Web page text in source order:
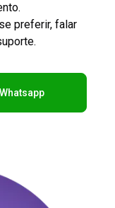
preferir, falar
Whatsapp